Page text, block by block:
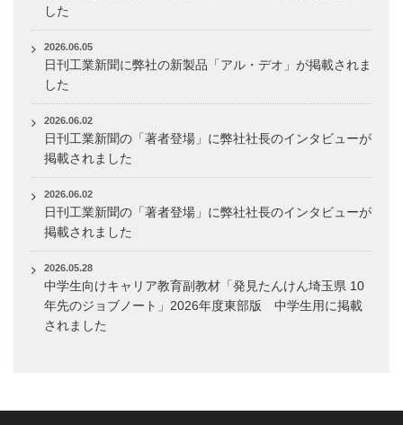
した
2026.06.05
日刊工業新聞に弊社の新製品「アル・デオ」が掲載されま
した
2026.06.02
日刊工業新聞の「著者登場」に弊社社長のインタビューが
掲載されました
2026.06.02
日刊工業新聞の「著者登場」に弊社社長のインタビューが
掲載されました
2026.05.28
中学生向けキャリア教育副教材「発見たんけん埼玉県 10
年先のジョブノート」2026年度東部版 中学生用に掲載
されました